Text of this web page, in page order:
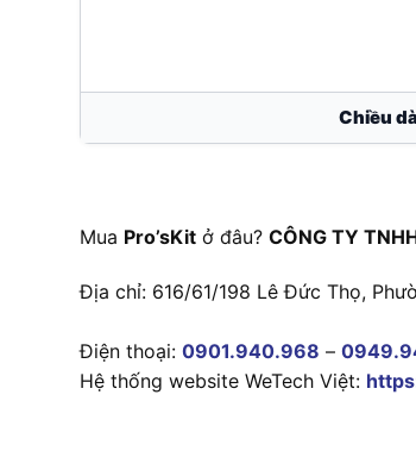
Chiều
Mua Pro’sKit ở đâu? CÔNG TY
Địa chỉ: 616/61/198 Lê Đức Thọ,
Điện thoại: 0901.940.968 –
Hệ thống website WeTech Việt: